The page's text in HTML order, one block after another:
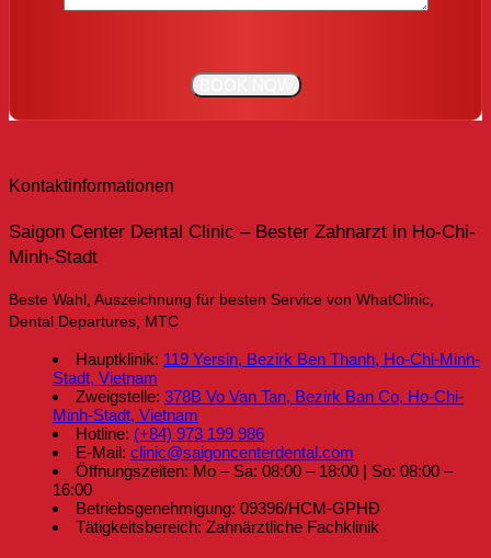
Kontaktinformationen
Saigon Center Dental Clinic – Bester Zahnarzt in Ho-Chi-
Minh-Stadt
Beste Wahl, Auszeichnung für besten Service von WhatClinic,
Dental Departures, MTC
Hauptklinik: 119 Yersin, Bezirk Ben Thanh, Ho-Chi-Minh-
Stadt, Vietnam
Zweigstelle: 378B Vo Van Tan, Bezirk Ban Co, Ho-Chi-
Minh-Stadt, Vietnam
Hotline: (+84) 973 199 986
E-Mail: clinic@saigoncenterdental.com
Öffnungszeiten: Mo – Sa: 08:00 – 18:00 | So: 08:00 –
16:00
Betriebsgenehmigung: 09396/HCM-GPHĐ
Tätigkeitsbereich: Zahnärztliche Fachklinik